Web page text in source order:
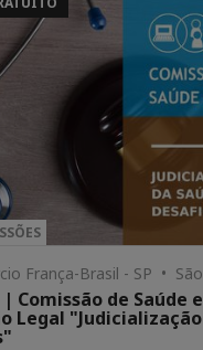
França-Brasil - SP •
Comissão de Saúde
Legal